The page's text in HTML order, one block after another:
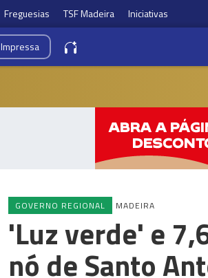
Freguesias TSF Madeira Iniciativas
Impressa
GOVERNO REGIONAL MADEIRA
'Luz verde' e
nó de Santo